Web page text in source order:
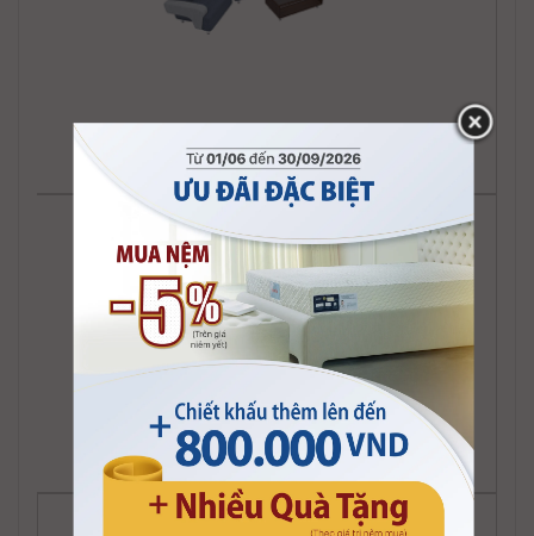
Sofa kiểu Noble
Sofa kiểu Skyler